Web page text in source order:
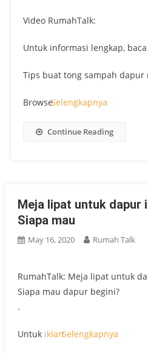
Video RumahTalk:
Untuk informasi lengkap, baca
Tips buat tong sampah dapur
BrowseSelengkapnya
Continue Reading
Meja lipat untuk dapur
Siapa mau
May 16, 2020 Rumah Talk
RumahTalk: Meja lipat untuk
Siapa mau dapur begini?
.
Untuk iklanSelengkapnya